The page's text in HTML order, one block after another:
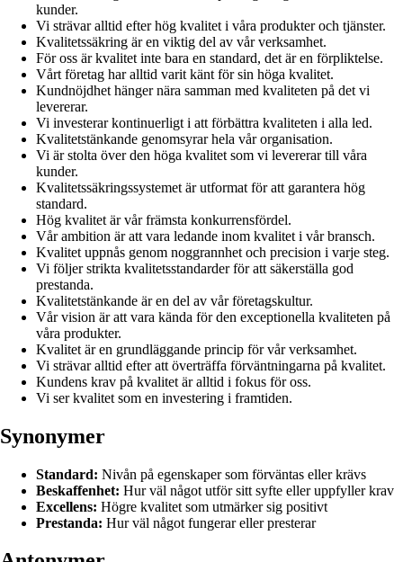
kunder.
Vi strävar alltid efter hög kvalitet i våra produkter och tjänster.
Kvalitetssäkring är en viktig del av vår verksamhet.
För oss är kvalitet inte bara en standard, det är en förpliktelse.
Vårt företag har alltid varit känt för sin höga kvalitet.
Kundnöjdhet hänger nära samman med kvaliteten på det vi
levererar.
Vi investerar kontinuerligt i att förbättra kvaliteten i alla led.
Kvalitetstänkande genomsyrar hela vår organisation.
Vi är stolta över den höga kvalitet som vi levererar till våra
kunder.
Kvalitetssäkringssystemet är utformat för att garantera hög
standard.
Hög kvalitet är vår främsta konkurrensfördel.
Vår ambition är att vara ledande inom kvalitet i vår bransch.
Kvalitet uppnås genom noggrannhet och precision i varje steg.
Vi följer strikta kvalitetsstandarder för att säkerställa god
prestanda.
Kvalitetstänkande är en del av vår företagskultur.
Vår vision är att vara kända för den exceptionella kvaliteten på
våra produkter.
Kvalitet är en grundläggande princip för vår verksamhet.
Vi strävar alltid efter att överträffa förväntningarna på kvalitet.
Kundens krav på kvalitet är alltid i fokus för oss.
Vi ser kvalitet som en investering i framtiden.
Synonymer
Standard: Nivån på egenskaper som förväntas eller krävs
Beskaffenhet: Hur väl något utför sitt syfte eller uppfyller krav
Excellens: Högre kvalitet som utmärker sig positivt
Prestanda: Hur väl något fungerar eller presterar